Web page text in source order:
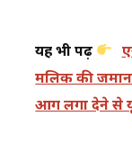
यह भी पढ़ें
मलिक की
आग लगा देने से